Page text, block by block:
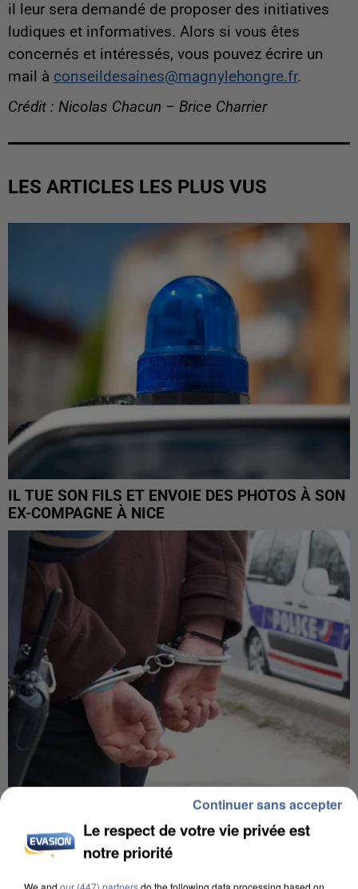
il leur sera demandé de proposer des initiatives
ludiques et informatives. Alors si vous êtes
concernés et intéressés, vous pouvez écrire un
mail à conseildesaines@magnylehongre.fr.
Crédit : Nicolas Chacun – Brice Charrier
LES ARTICLES LES PLUS VUS
IL TUE SON FILS ET ENVOIE DES PHOTOS À SON
EX-COMPAGNE À NICE
L’UN DES FONDATEURS SUPPOSÉS DE LA DZ
MAFIA INTERPELLÉ EN ALGÉRIE
Le respect de votre vie privée est
notre priorité
We and our (447) partnersdo the following data processing based on
Continuer sans accepter